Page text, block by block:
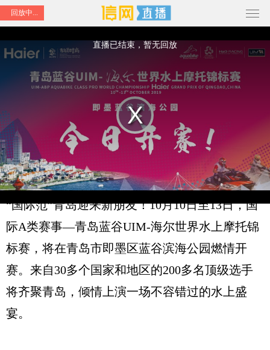
回放中...
Play
a
modal
window.
直播已结束，暂无回放
信网直播│海尔世界水上摩托锦标
赛
“国际范”青岛迎来新朋友！10月10日至13日，国
际A类赛事—青岛蓝谷UIM-海尔世界水上摩托锦
标赛，将在青岛市即墨区蓝谷滨海公园燃情开
赛。来自30多个国家和地区的200多名顶级选手
将齐聚青岛，倾情上演一场不容错过的水上盛
宴。